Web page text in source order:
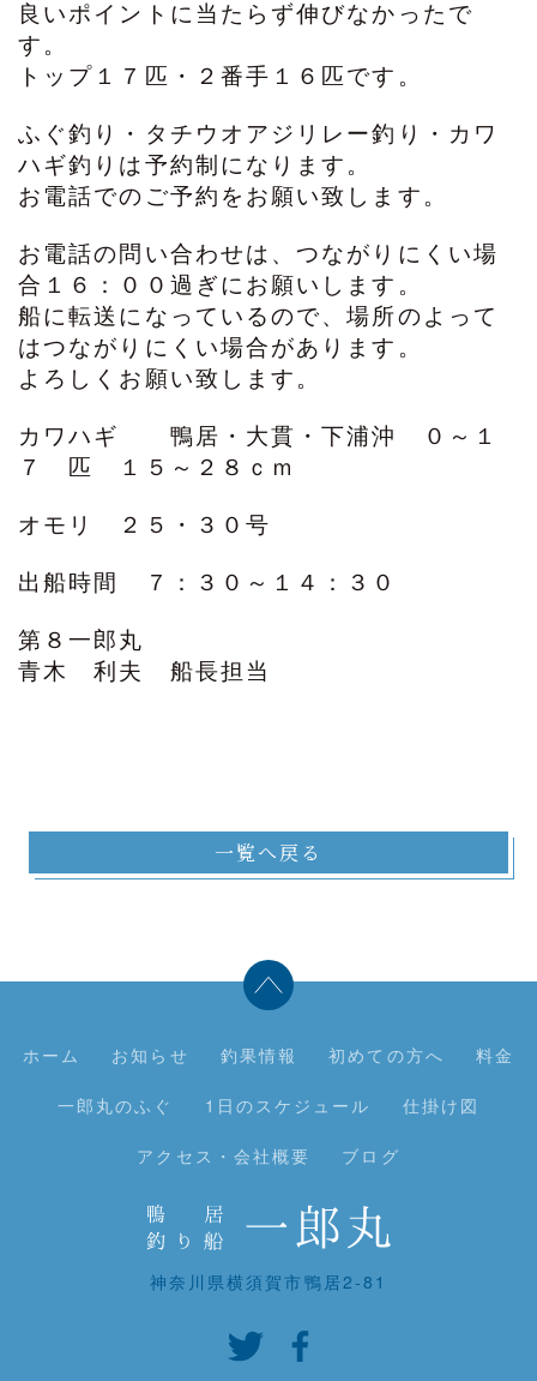
良いポイントに当たらず伸びなかったで
す。
トップ１７匹・２番手１６匹です。
ふぐ釣り・タチウオアジリレー釣り・カワ
ハギ釣りは予約制になります。
お電話でのご予約をお願い致します。
お電話の問い合わせは、つながりにくい場
合１６：００過ぎにお願いします。
船に転送になっているので、場所のよって
はつながりにくい場合があります。
よろしくお願い致します。
カワハギ 鴨居・大貫・下浦沖 ０～１
７ 匹 １５～２８ｃｍ
オモリ ２５・３０号
出船時間 ７：３０～１４：３０
第８一郎丸
青木 利夫 船長担当
一覧へ戻る
ホーム お知らせ 釣果情報 初めての方へ 料金
一郎丸のふぐ 1日のスケジュール 仕掛け図
アクセス・会社概要 ブログ
神奈川県横須賀市鴨居2-81